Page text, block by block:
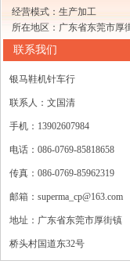
经营模式：生产加工
所在地区：广东省东莞市厚
联系我们
银马鞋机针车行
联系人：文国清
手机：13902607984
电话：086-0769-85818658
传真：086-0769-85962319
邮箱：superma_cp@163.com
地址：广东省东莞市厚街镇
桥头村国道东32号